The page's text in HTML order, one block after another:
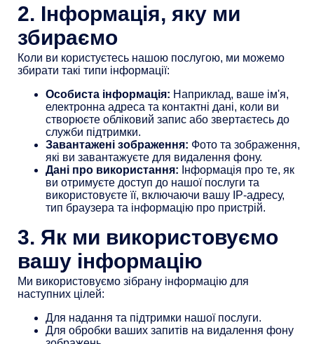
2. Інформація, яку ми
збираємо
Коли ви користуєтесь нашою послугою, ми можемо
збирати такі типи інформації:
Особиста інформація: Наприклад, ваше ім'я,
електронна адреса та контактні дані, коли ви
створюєте обліковий запис або звертаєтесь до
служби підтримки.
Завантажені зображення: Фото та зображення,
які ви завантажуєте для видалення фону.
Дані про використання: Інформація про те, як
ви отримуєте доступ до нашої послуги та
використовуєте її, включаючи вашу IP-адресу,
тип браузера та інформацію про пристрій.
3. Як ми використовуємо
вашу інформацію
Ми використовуємо зібрану інформацію для
наступних цілей:
Для надання та підтримки нашої послуги.
Для обробки ваших запитів на видалення фону